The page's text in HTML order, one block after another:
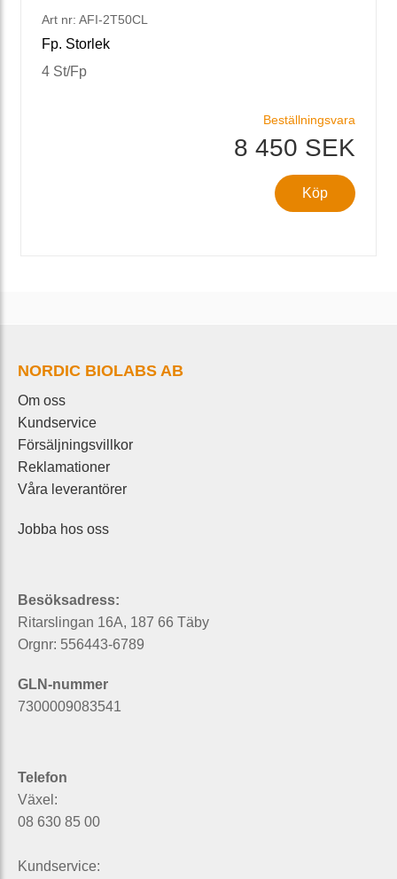
Art nr: AFI-2T50CL
Fp. Storlek
4 St/Fp
Beställningsvara
8 450 SEK
Köp
NORDIC BIOLABS AB
Om oss
Kundservice
Försäljningsvillkor
Reklamationer
Våra leverantörer
Jobba hos oss
Besöksadress:
Ritarslingan 16A, 187 66 Täby
Orgnr: 556443-6789
GLN-nummer
7300009083541
Telefon
Växel:
08 630 85 00
Kundservice: